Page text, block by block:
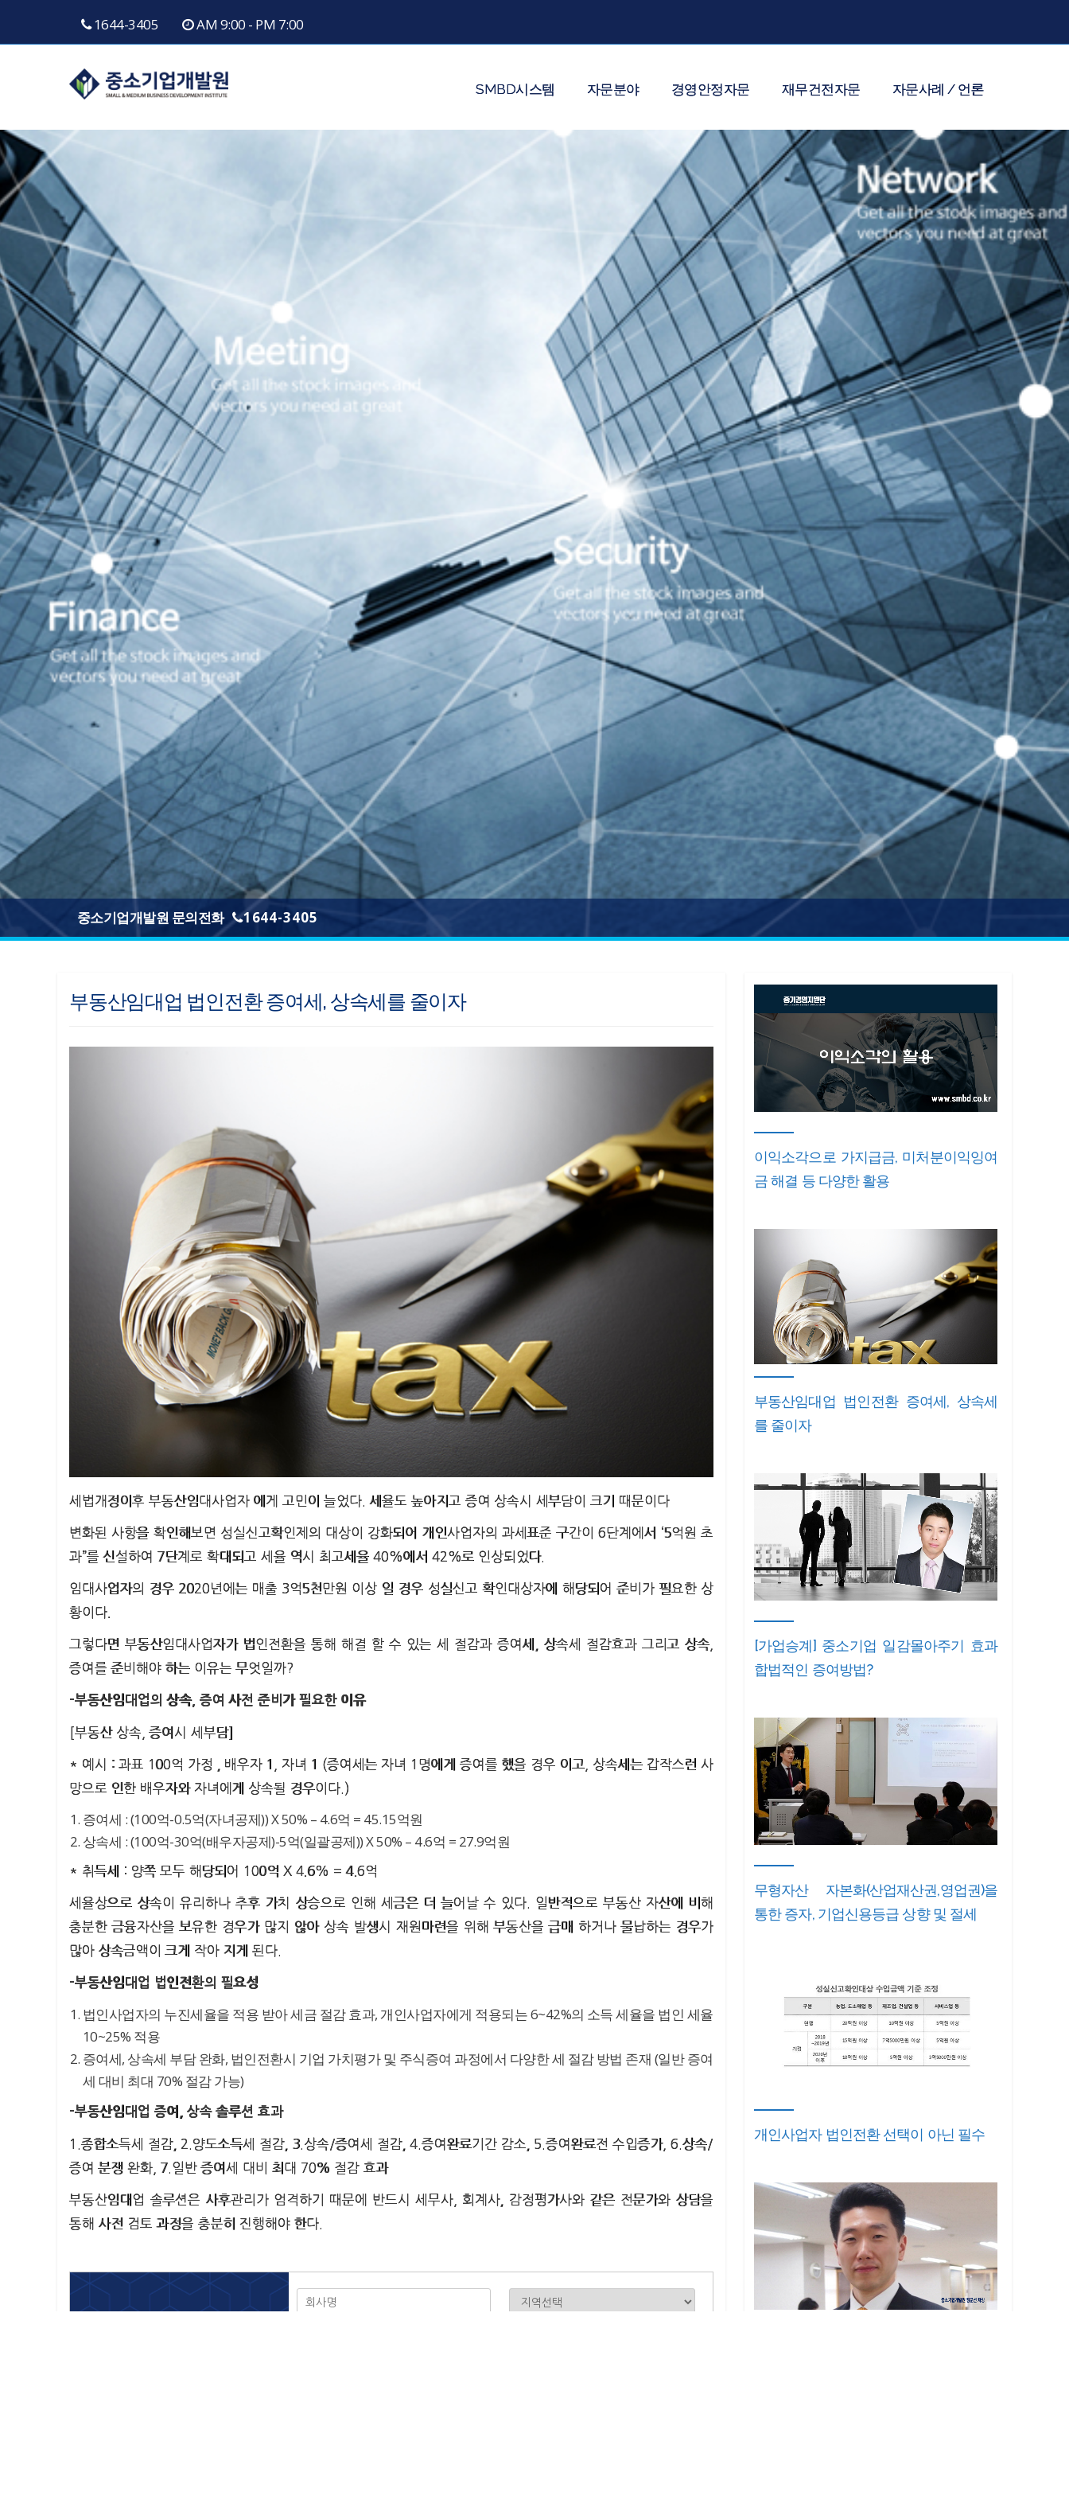
1644-3405 AM 9:00 - PM 7:00
SMBD시스템 자문분야 경영안정자문 재무건전자문 자문사례 / 언론
중소기업개발원 문의전화 1644-3405
부동산임대업 법인전환 증여세, 상속세를 줄이자
세법개정이후 부동산임대사업자 에게 고민이 늘었다. 세율도 높아지고 증여 상속시 세부담이 크기 때문이다
변화된 사항을 확인해보면 성실신고확인제의 대상이 강화되어 개인사업자의 과세표준 구간이 6단계에서 ‘5억원 초
과”를 신설하여 7단계로 확대되고 세율 역시 최고세율 40%에서 42%로 인상되었다.
임대사업자의 경우 2020년에는 매출 3억5천만원 이상 일 경우 성실신고 확인대상자에 해당되어 준비가 필요한 상
황이다.
그렇다면 부동산임대사업자가 법인전환을 통해 해결 할 수 있는 세 절감과 증여세, 상속세 절감효과 그리고 상속,
증여를 준비해야 하는 이유는 무엇일까?
-부동산임대업의 상속, 증여 사전 준비가 필요한 이유
[부동산 상속, 증여시 세부담]
* 예시 : 과표 100억 가정 , 배우자 1, 자녀 1 (증여세는 자녀 1명에게 증여를 했을 경우 이고, 상속세는 갑작스런 사
망으로 인한 배우자와 자녀에게 상속될 경우이다.)
증여세 : (100억-0.5억(자녀공제)) X 50% – 4.6억 = 45.15억원
상속세 : (100억-30억(배우자공제)-5억(일괄공제)) X 50% – 4.6억 = 27.9억원
* 취득세 : 양쪽 모두 해당되어 100억 X 4.6% = 4.6억
세율상으로 상속이 유리하나 추후 가치 상승으로 인해 세금은 더 늘어날 수 있다. 일반적으로 부동산 자산에 비해
충분한 금융자산을 보유한 경우가 많지 않아 상속 발생시 재원마련을 위해 부동산을 급매 하거나 물납하는 경우가
많아 상속금액이 크게 작아 지게 된다.
-부동산임대업 법인전환의 필요성
법인사업자의 누진세율을 적용 받아 세금 절감 효과, 개인사업자에게 적용되는 6~42%의 소득 세율을 법인 세율
10~25% 적용
증여세, 상속세 부담 완화, 법인전환시 기업 가치평가 및 주식증여 과정에서 다양한 세 절감 방법 존재 (일반 증여
세 대비 최대 70% 절감 가능)
-부동산임대업 증여, 상속 솔루션 효과
1.종합소득세 절감, 2.양도소득세 절감, 3.상속/증여세 절감, 4.증여완료기간 감소, 5.증여완료전 수입증가, 6.상속/
증여 분쟁 완화, 7.일반 증여세 대비 최대 70% 절감 효과
부동산임대업 솔루션은 사후관리가 엄격하기 때문에 반드시 세무사, 회계사, 감정평가사와 같은 전문가와 상담을
통해 사전 검토 과정을 충분히 진행해야 한다.
이익소각으로 가지급금, 미처분이익잉여
금 해결 등 다양한 활용
부동산임대업 법인전환 증여세, 상속세
를 줄이자
[가업승계] 중소기업 일감몰아주기 효과
합법적인 증여방법?
무형자산 자본화(산업재산권,영업권)을
통한 증자, 기업신용등급 상향 및 절세
개인사업자 법인전환 선택이 아닌 필수